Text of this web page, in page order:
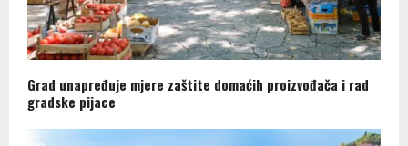
Grad unapređuje mjere zaštite domaćih proizvođača i rad
gradske pijace